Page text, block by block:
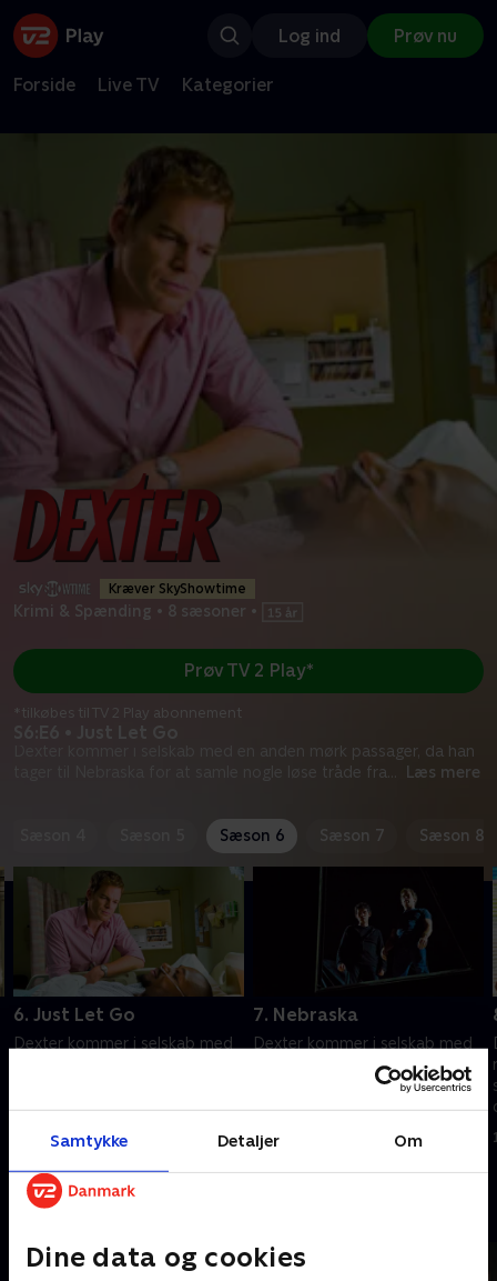
Samtykke Detaljer Om
Dine data og cookies
Log ind Prøv nu
Forside Live TV Kategorier
Kræver SkyShowtime
Krimi & Spænding • 8 sæsoner •
Dexter kommer i selskab med en anden mørk passager, da han
tager til Nebraska for at samle nogle løse tråde fra
Læs mere
Prøv TV 2 Play*
*tilkøbes til TV 2 Play abonnement
Sæson 6 Sæson 7 Sæson 8
6. Just Let Go
Dexter kommer i selskab med
samle nogle løse tråde fra
1. juli 2021 • 52 min
7. Nebraska
Dexter kommer i selskab med
en anden Mørk Passager, da
han tager til Nebraska for at
samle nogle løse tråde fra
1. juli 2021 • 49 min
Andre så også